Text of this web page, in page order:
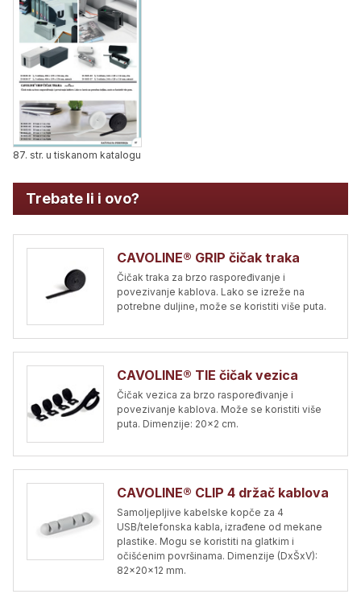
87. str. u tiskanom katalogu
Trebate li i ovo?
CAVOLINE® GRIP čičak traka
Čičak traka za brzo raspoređivanje i
povezivanje kablova. Lako se izreže na
potrebne duljine, može se koristiti više puta.
CAVOLINE® TIE čičak vezica
Čičak vezica za brzo raspoređivanje i
povezivanje kablova. Može se koristiti više
puta. Dimenzije: 20x2 cm.
CAVOLINE® CLIP 4 držač kablova
Samoljepljive kabelske kopče za 4
USB/telefonska kabla, izrađene od mekane
plastike. Mogu se koristiti na glatkim i
očišćenim površinama. Dimenzije (DxŠxV):
82x20x12 mm.